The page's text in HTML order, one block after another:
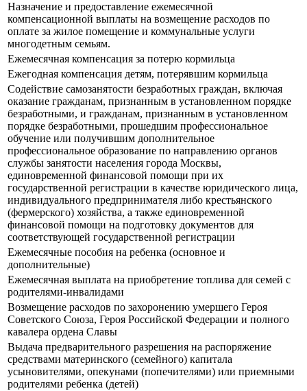
Назначение и предоставление ежемесячной
компенсационной выплаты на возмещение расходов по
оплате за жилое помещение и коммунальные услуги
многодетным семьям.
Ежемесячная компенсация за потерю кормильца
Ежегодная компенсация детям, потерявшим кормильца
Содействие самозанятости безработных граждан, включая
оказание гражданам, признанным в установленном порядке
безработными, и гражданам, признанным в установленном
порядке безработными, прошедшим профессиональное
обучение или получившим дополнительное
профессиональное образование по направлению органов
службы занятости населения города Москвы,
единовременной финансовой помощи при их
государственной регистрации в качестве юридического лица,
индивидуального предпринимателя либо крестьянского
(фермерского) хозяйства, а также единовременной
финансовой помощи на подготовку документов для
соответствующей государственной регистрации
Ежемесячные пособия на ребенка (основное и
дополнительные)
Ежемесячная выплата на приобретение топлива для семей с
родителями-инвалидами
Возмещение расходов по захоронению умершего Героя
Советского Союза, Героя Российской Федерации и полного
кавалера ордена Славы
Выдача предварительного разрешения на распоряжение
средствами материнского (семейного) капитала
усыновителями, опекунами (попечителями) или приемными
родителями ребенка (детей)